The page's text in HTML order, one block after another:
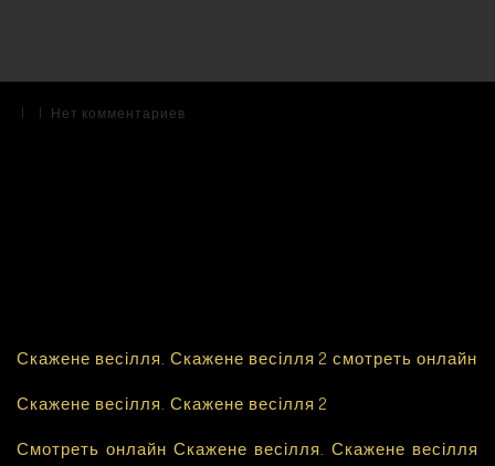
Нет комментариев
Скажене весілля. Скажене весілля 2 смотреть онлайн
Скажене весілля. Скажене весілля 2
Смотреть онлайн Скажене весілля. Скажене весілля